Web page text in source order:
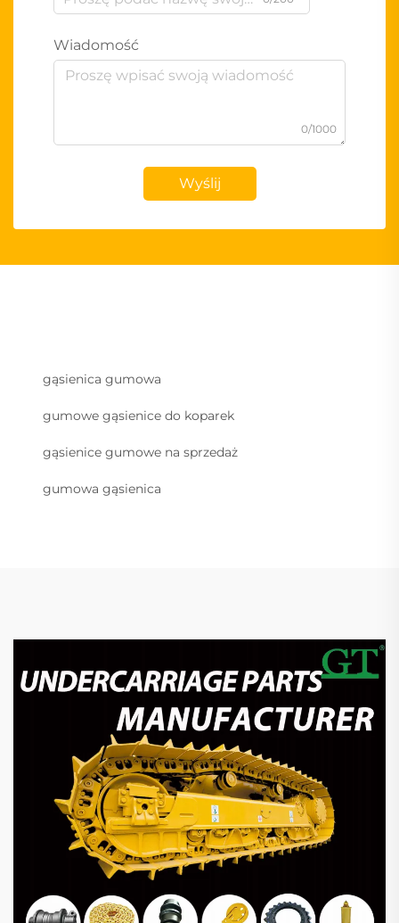
Wiadomość
0/1000
Wyślij
gąsienica gumowa
gumowe gąsienice do koparek
gąsienice gumowe na sprzedaż
gumowa gąsienica